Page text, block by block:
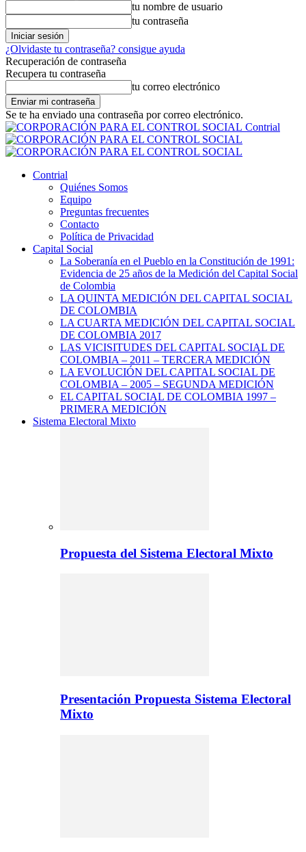
tu nombre de usuario
tu contraseña
¿Olvidaste tu contraseña? consigue ayuda
Recuperación de contraseña
Recupera tu contraseña
tu correo electrónico
Se te ha enviado una contraseña por correo electrónico.
Contrial
Contrial
Quiénes Somos
Equipo
Preguntas frecuentes
Contacto
Política de Privacidad
Capital Social
La Soberanía en el Pueblo en la Constitución de 1991:
Evidencia de 25 años de la Medición del Capital Social
de Colombia
LA QUINTA MEDICIÓN DEL CAPITAL SOCIAL
DE COLOMBIA
LA CUARTA MEDICIÓN DEL CAPITAL SOCIAL
DE COLOMBIA 2017
LAS VICISITUDES DEL CAPITAL SOCIAL DE
COLOMBIA – 2011 – TERCERA MEDICIÓN
LA EVOLUCIÓN DEL CAPITAL SOCIAL DE
COLOMBIA – 2005 – SEGUNDA MEDICIÓN
EL CAPITAL SOCIAL DE COLOMBIA 1997 –
PRIMERA MEDICIÓN
Sistema Electoral Mixto
Propuesta del Sistema Electoral Mixto
Presentación Propuesta Sistema Electoral
Mixto